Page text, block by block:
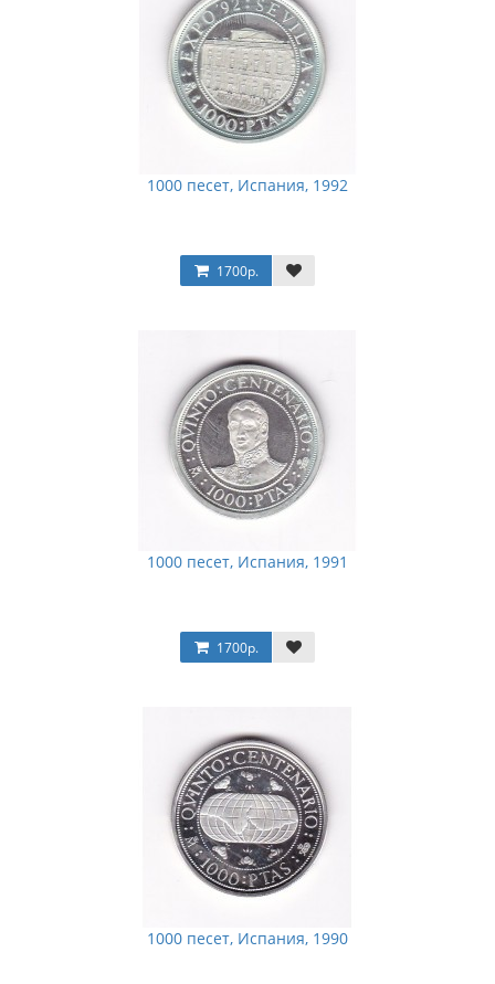
1000 песет, Испания, 1992
1700р.
1000 песет, Испания, 1991
1700р.
1000 песет, Испания, 1990